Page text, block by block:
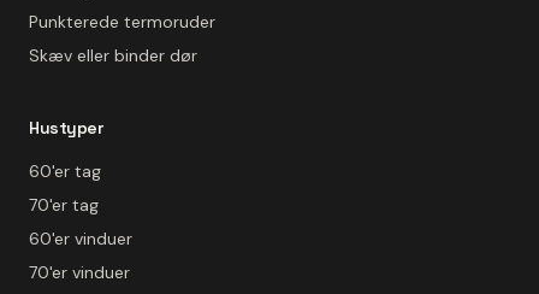
Punkterede termoruder
Skæv eller binder dør
Hustyper
60'er tag
70'er tag
60'er vinduer
70'er vinduer